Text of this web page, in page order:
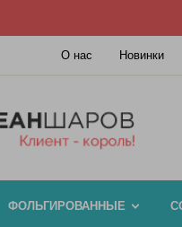
О нас Новинки
ФОЛЬГИРОВАННЫЕ